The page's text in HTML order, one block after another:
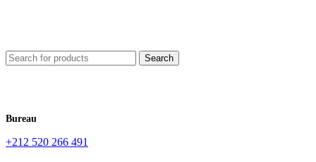
Search
Bureau
+212 520 266 491